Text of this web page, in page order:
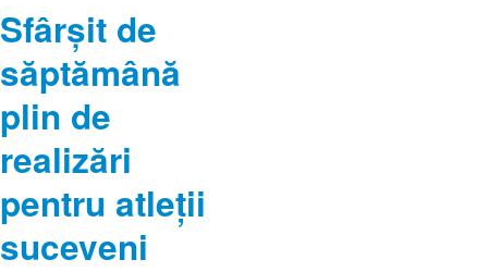
Sfârșit de
săptămână
plin de
realizări
pentru atleții
suceveni